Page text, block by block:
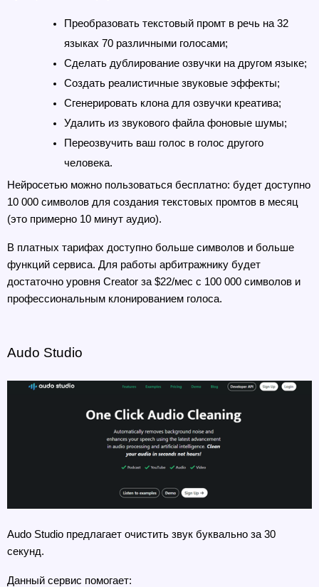
Преобразовать текстовый промт в речь на 32
языках 70 различными голосами;
Сделать дублирование озвучки на другом языке;
Создать реалистичные звуковые эффекты;
Сгенерировать клона для озвучки креатива;
Удалить из звукового файла фоновые шумы;
Переозвучить ваш голос в голос другого
человека.
Нейросетью можно пользоваться бесплатно: будет доступно
10 000 символов для создания текстовых промтов в месяц
(это примерно 10 минут аудио).
В платных тарифах доступно больше символов и больше
функций сервиса. Для работы арбитражнику будет
достаточно уровня Creator за $22/мес с 100 000 символов и
профессиональным клонированием голоса.
Audo Studio
Audo Studio предлагает очистить звук буквально за 30
секунд.
Данный сервис помогает: